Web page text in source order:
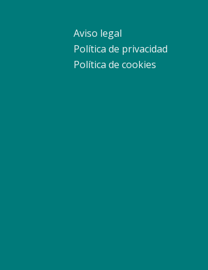
Aviso legal
Política de privacidad
Política de cookies